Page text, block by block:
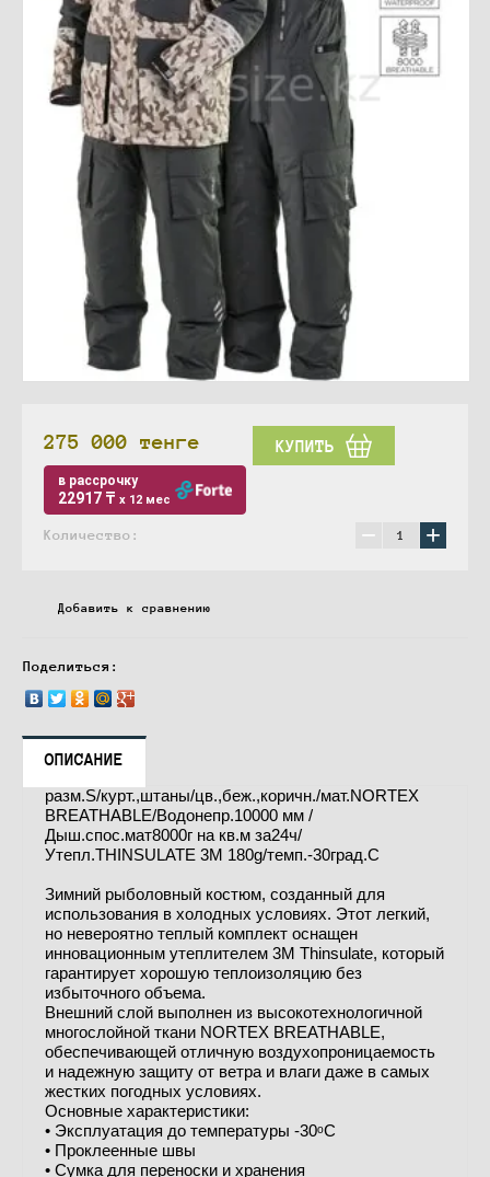
275 000 тенге КУПИТЬ
в рассрочку
22917 ₸ x 12 мес
Количество: − +
Добавить к сравнению
Поделиться:
ОПИСАНИЕ
разм.S/курт.,штаны/цв.,беж.,коричн./мат.NORTEX
BREATHABLE/Водонепр.10000 мм /
Дыш.спос.мат8000г на кв.м за24ч/
Утепл.THINSULATE 3M 180g/темп.-30град.С
Зимний рыболовный костюм, созданный для
использования в холодных условиях. Этот легкий,
но невероятно теплый комплект оснащен
инновационным утеплителем 3M Thinsulate, который
гарантирует хорошую теплоизоляцию без
избыточного объема.
Внешний слой выполнен из высокотехнологичной
многослойной ткани NORTEX BREATHABLE,
обеспечивающей отличную воздухопроницаемость
и надежную защиту от ветра и влаги даже в самых
жестких погодных условиях.
Основные характеристики:
• Эксплуатация до температуры -30ᵒC
• Проклеенные швы
• Сумка для переноски и хранения